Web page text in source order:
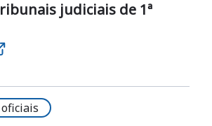
judiciais de 1ª